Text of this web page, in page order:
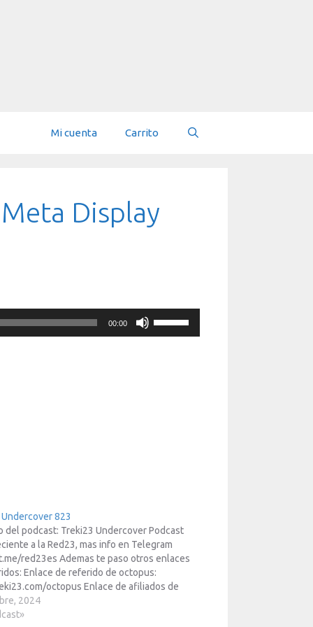
Mi cuenta Carrito
Display
00:00
las
823
del podcast: Treki23 Undercover Podcast
a la Red23, mas info en Telegram
red23es Ademas te paso otros enlaces
Enlace de referido de octopus:
octopus Enlace de afiliados de
https://www.treki23.com/amazon Enlace
de Meta Quest:
2024